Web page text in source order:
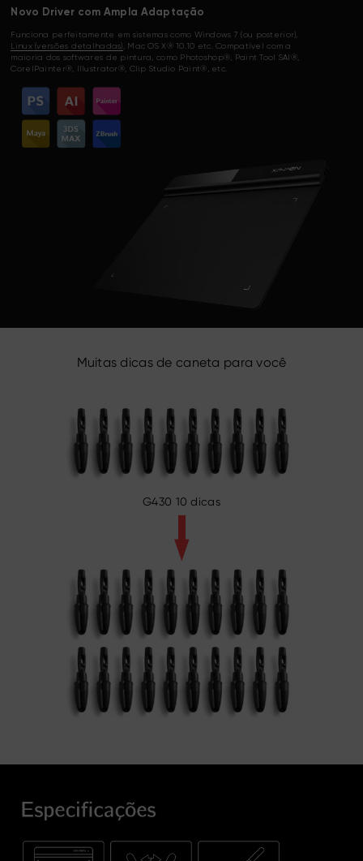
Novo Driver com Ampla Adaptação
Funciona perfeitamente em sistemas como Windows 7 (ou posterior),
Linux (versões detalhadas) , Mac OS X® 10.10 etc. Compatível com a
maioria dos softwares de pintura, como Photoshop®, Paint Tool SAI®,
CorelPainter®, Illustrator®, Clip Studio Paint®, etc.
Muitas dicas de caneta para você
G430 10 dicas